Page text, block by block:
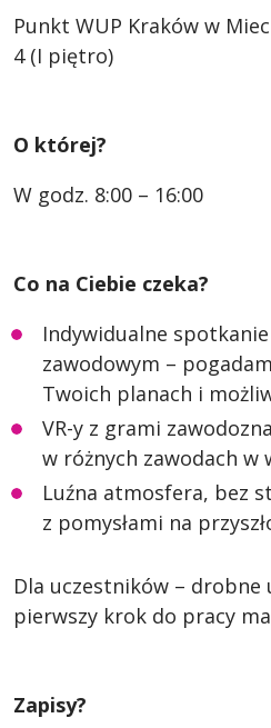
Punkt WUP Kraków w
4 (I piętro)
O której?
W godz. 8:00 – 16:00
Co na Ciebie czeka?
Indywidualne
zawodowym –
Twoich planach i
VR-y z grami
w różnych zawodach w
Luźna atmosfera, bez
z pomysłami na
Dla uczestników –
pierwszy krok do pracy
Zapisy?